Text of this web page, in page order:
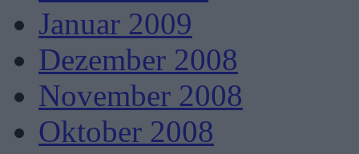
Januar 2009
Dezember 2008
November 2008
Oktober 2008